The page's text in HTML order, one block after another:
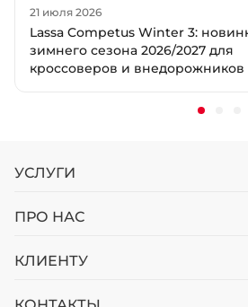
21 июля 2026
Lassa Competus Winter 3:
зимнего сезона 2026/2027 для
кроссоверов и внедорожников
УСЛУГИ
ПРО НАС
КЛИЕНТУ